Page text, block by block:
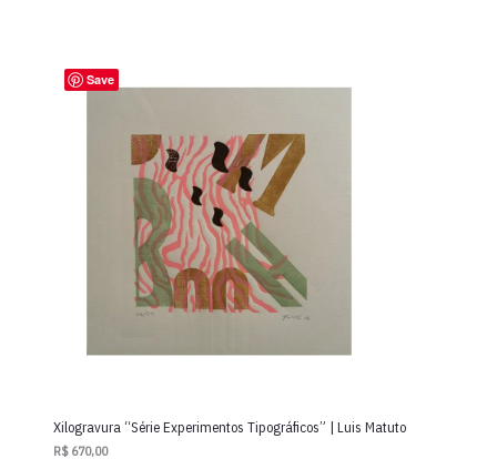
Xilogravura “Série Experimentos Tipográficos” | Luis Matuto
R$ 670,00
Save